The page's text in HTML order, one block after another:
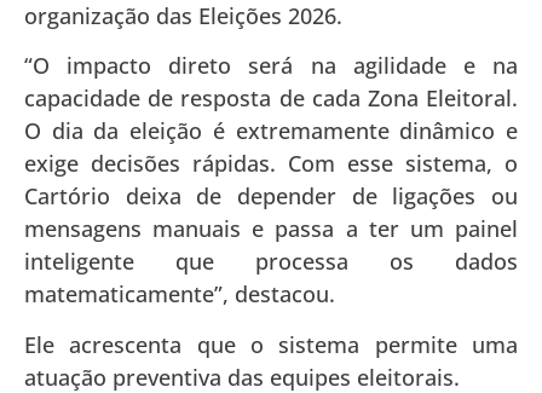
organização das Eleições 2026.
“O impacto direto será na agilidade e na
capacidade de resposta de cada Zona Eleitoral.
O dia da eleição é extremamente dinâmico e
exige decisões rápidas. Com esse sistema, o
Cartório deixa de depender de ligações ou
mensagens manuais e passa a ter um painel
inteligente que processa os dados
matematicamente”, destacou.
Ele acrescenta que o sistema permite uma
atuação preventiva das equipes eleitorais.